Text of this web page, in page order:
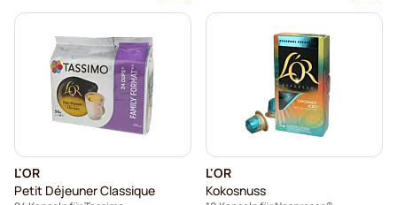
L'OR
Petit Déjeuner Classique
L'OR
Kokosnuss